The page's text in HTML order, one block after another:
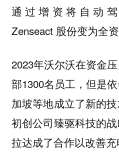
通过增资将自动
Zenseact 股份变为全资
2023年沃尔沃在资金
部1300名员工，但是
加坡等地成立了新的
初创公司臻驱科技的
拉达成了合作以改善充